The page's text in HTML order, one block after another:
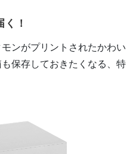
！
ンがプリントされたかわい
保存しておきたくなる、特